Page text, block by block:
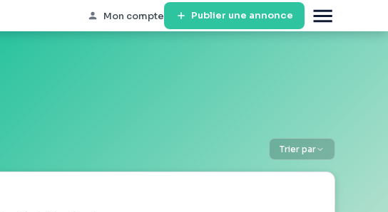
Mon compte Publier une annonce
Trier par